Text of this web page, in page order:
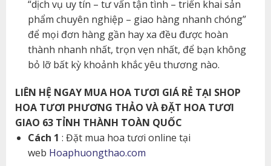
“dịch vụ uy tín – tư vấn tận tình – triển khai sản
phẩm chuyên nghiệp – giao hàng nhanh chóng”
để mọi đơn hàng gần hay xa đều được hoàn
thành nhanh nhất, trọn vẹn nhất, để bạn không
bỏ lỡ bất kỳ khoảnh khắc yêu thương nào.
LIÊN HỆ NGAY MUA HOA TƯƠI GIÁ RẺ TẠI SHOP
HOA TƯƠI PHƯƠNG THẢO VÀ ĐẶT HOA TƯƠI
GIAO 63 TỈNH THÀNH TOÀN QUỐC
Cách 1 : Đặt mua hoa tươi online tại
web Hoaphuongthao.com